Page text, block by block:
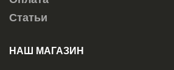
Статьи
НАШ МАГАЗИН